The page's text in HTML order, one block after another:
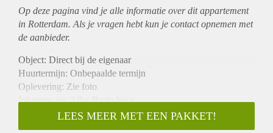
Op deze pagina vind je alle informatie over ditappartement
in Rotterdam. Als je vragen hebt kun je contact opnemen met
de aanbieder.
Object: Direct bij de eigenaar
Huurtermijn: Onbepaalde termijn
Oplevering: Zie foto
Inkomen eis: 2,9 x Bruto huur
Garantiestelling mogelijk: Ja
Borg: 1 Maand
LEES MEER MET EEN PAKKET!